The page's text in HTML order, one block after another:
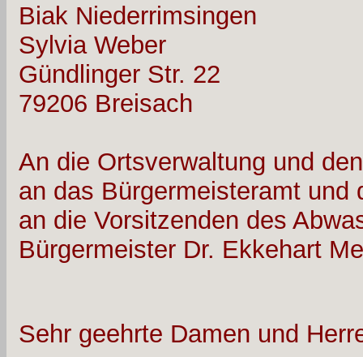
Biak Niederrimsingen
Sylvia Weber
Gündlinger Str. 22
79206 Breisach
An die Ortsverwaltung und
an das Bürgermeisteramt
an die Vorsitzenden des
Bürgermeister Dr. Ekkehart
Sehr geehrte Damen und